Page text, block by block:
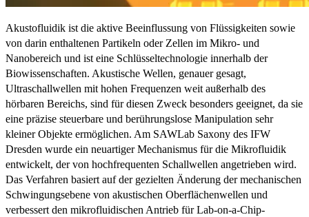
Akustofluidik ist die aktive Beeinflussung von Flüssigkeiten sowie
von darin enthaltenen Partikeln oder Zellen im Mikro- und
Nanobereich und ist eine Schlüsseltechnologie innerhalb der
Biowissenschaften. Akustische Wellen, genauer gesagt,
Ultraschallwellen mit hohen Frequenzen weit außerhalb des
hörbaren Bereichs, sind für diesen Zweck besonders geeignet, da sie
eine präzise steuerbare und berührungslose Manipulation sehr
kleiner Objekte ermöglichen. Am SAWLab Saxony des IFW
Dresden wurde ein neuartiger Mechanismus für die Mikrofluidik
entwickelt, der von hochfrequenten Schallwellen angetrieben wird.
Das Verfahren basiert auf der gezielten Änderung der mechanischen
Schwingungsebene von akustischen Oberflächenwellen und
verbessert den mikrofluidischen Antrieb für Lab-on-a-Chip-